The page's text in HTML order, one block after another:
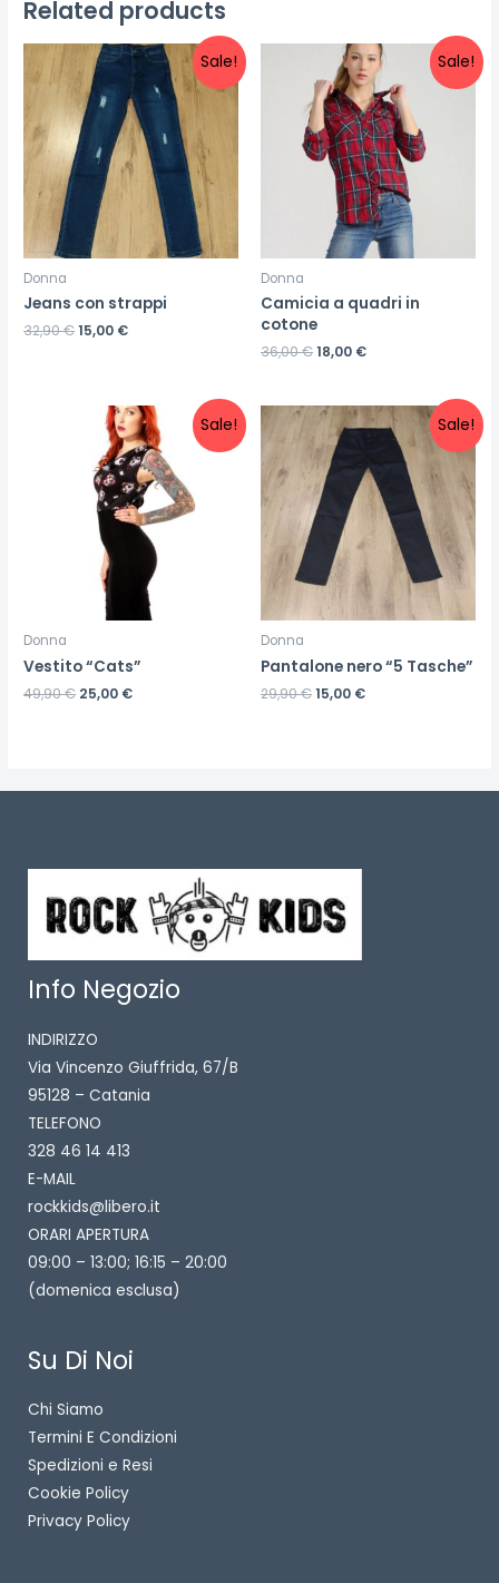
Related products
Sale!
Donna
Jeans con strappi
32,90€15,00 €
Sale!
Donna
Camicia a quadri in
cotone
36,00€18,00 €
Sale!
Donna
Vestito “Cats”
49,90€ 25,00 €
Sale!
Donna
Pantalone nero “5 Tasche”
29,90€15,00 €
Info Negozio
INDIRIZZO
Via Vincenzo Giuffrida, 67/B
95128 – Catania
TELEFONO
328 46 14 413
E-MAIL
rockkids@libero.it
ORARI APERTURA
09:00 – 13:00; 16:15 – 20:00
(domenica esclusa)
Su Di Noi
Chi Siamo
Termini E Condizioni
Spedizioni e Resi
Cookie Policy
Privacy Policy